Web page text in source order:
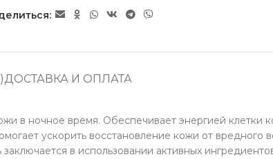
ДОСТАВКА И ОПЛАТА
в ночное время. Обеспечивает энергией клетки
ускорить восстановление кожи от вредного
в использовании активных